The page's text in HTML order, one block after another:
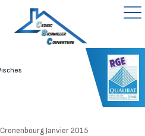
Janvier 2015